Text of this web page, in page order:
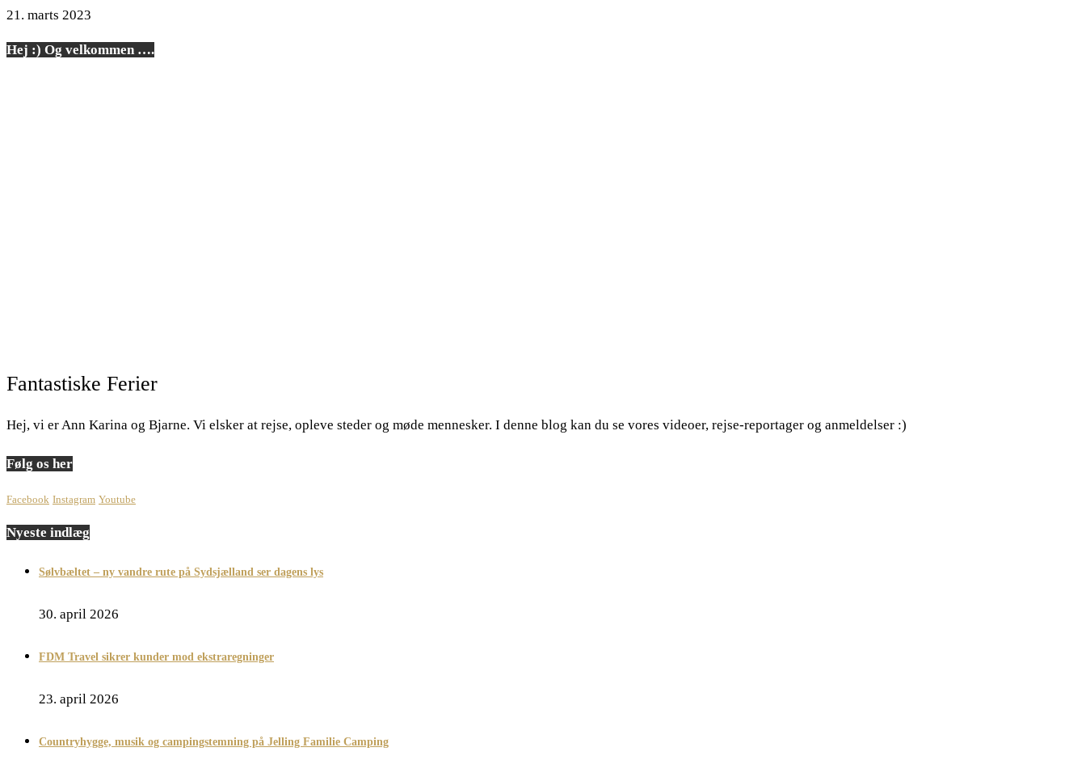
21. marts 2023
Hej :) Og velkommen ….
Fantastiske Ferier
Hej, vi er Ann Karina og Bjarne. Vi elsker at rejse, opleve steder og møde mennesker. I denne blog kan du se vores videoer, rejse-reportager og anmeldelser :)
Følg os her
Facebook Instagram Youtube
Nyeste indlæg
Sølvbæltet – ny vandre rute på Sydsjælland ser dagens lys
30. april 2026
FDM Travel sikrer kunder mod ekstraregninger
23. april 2026
Countryhygge, musik og campingstemning på Jelling Familie Camping